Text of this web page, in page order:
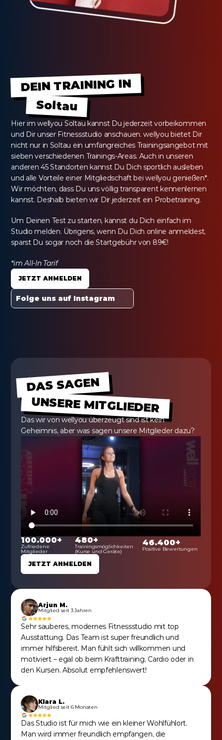
DEIN TRAINING IN
Soltau
Hier im wellyou Soltau kannst Du jederzeit vorbeikommen
und Dir unser Fitnessstudio anschauen. wellyou bietet Dir
nicht nur in Soltau ein umfangreiches Trainingsangebot mit
sieben verschiedenen Trainings-Areas. Auch in unseren
anderen 45 Standorten kannst Du Dich sportlich ausleben
und alle Vorteile einer Mitgliedschaft bei wellyou genießen*.
Wir möchten, dass Du uns völlig transparent kennenlernen
kannst. Deshalb bieten wir Dir jederzeit ein Probetraining.
Um Deinen Test zu starten, kannst du Dich einfach im
Studio melden. Übrigens, wenn Du Dich online anmeldest,
sparst Du sogar noch die Startgebühr von 89€!
*im All-In Tarif
JETZT ANMELDEN
Folge uns auf Instagram
DAS SAGEN
UNSERE MITGLIEDER
Das wir von wellyou überzeugt sind ist kein
Geheimnis, aber was sagen unsere Mitglieder dazu?
100.000+
Zufriedene
Mitglieder
480+
Trainingsmöglichkeiten
(Kurse und Geräte)
46.400+
Positive Bewertungen
JETZT ANMELDEN
Arjun M.
Mitglied seit 3 Jahren
Sehr sauberes, modernes Fitnessstudio mit top
Ausstattung. Das Team ist super freundlich und
immer hilfsbereit. Man fühlt sich willkommen und
motiviert – egal ob beim Krafttraining, Cardio oder in
den Kursen. Absolut empfehlenswert!
Klara L.
Mitglied seit 6 Monaten
Das Studio ist für mich wie ein kleiner Wohlfühlort.
Man wird immer freundlich empfangen, die